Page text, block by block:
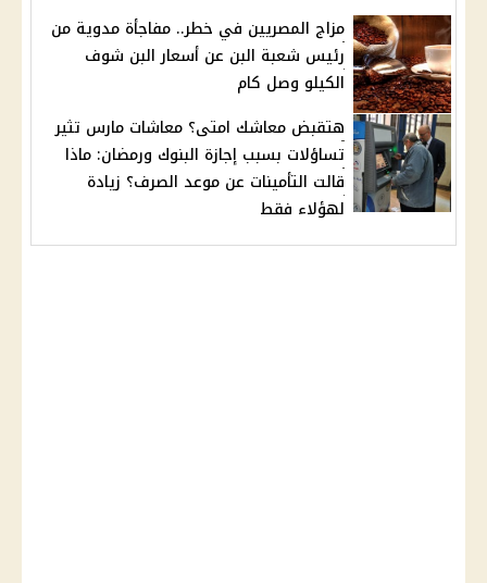
مزاج المصريين في خطر.. مفاجأة مدوية من
رئيس شعبة البن عن أسعار البن شوف
الكيلو وصل كام
هتقبض معاشك امتى؟ معاشات مارس تثير
تساؤلات بسبب إجازة البنوك ورمضان: ماذا
قالت التأمينات عن موعد الصرف؟ زيادة
لهؤلاء فقط